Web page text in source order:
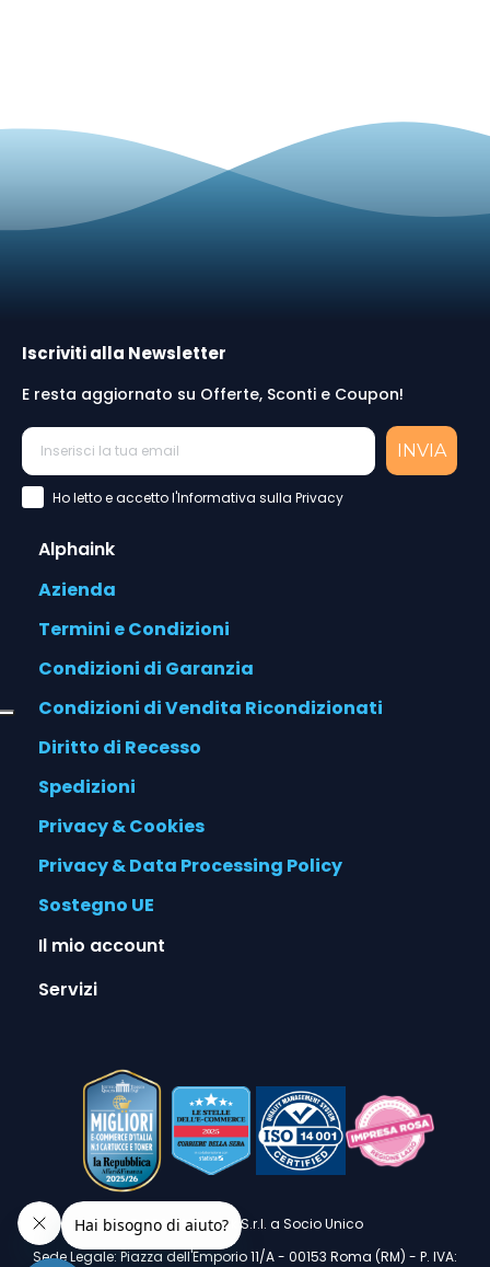
Iscriviti alla Newsletter
E resta aggiornato su Offerte, Sconti e Coupon!
INVIA
Accettazione Privacy Policy
Ho letto e accetto l'Informativa sulla Privacy
Alphaink
Azienda
Termini e Condizioni
Condizioni di Garanzia
Condizioni di Vendita Ricondizionati
Diritto di Recesso
Spedizioni
Privacy & Cookies
Privacy & Data Processing Policy
Sostegno UE
Il mio account
Servizi
© 2026 Alphaink S.r.l. a Socio Unico
Sede Legale: Piazza dell'Emporio 11/A - 00153 Roma (RM) - P. IVA: